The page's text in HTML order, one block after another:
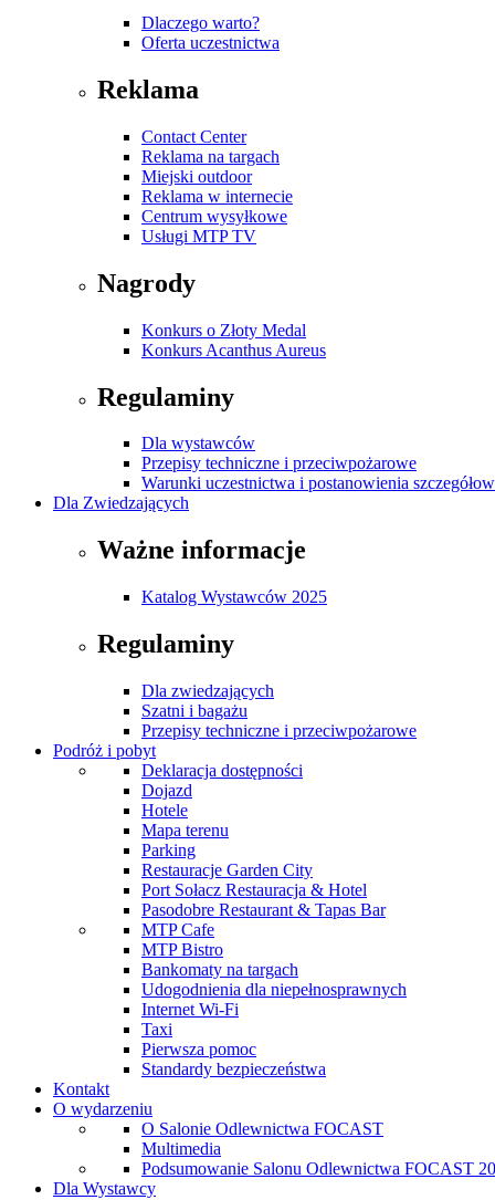
Dlaczego warto?
Oferta uczestnictwa
Reklama
Contact Center
Reklama na targach
Miejski outdoor
Reklama w internecie
Centrum wysyłkowe
Usługi MTP TV
Nagrody
Konkurs o Złoty Medal
Konkurs Acanthus Aureus
Regulaminy
Dla wystawców
Przepisy techniczne i przeciwpożarowe
Warunki uczestnictwa i postanowienia
Dla Zwiedzających
Ważne informacje
Katalog Wystawców 2025
Regulaminy
Dla zwiedzających
Szatni i bagażu
Przepisy techniczne i przeciwpożarowe
Podróż i pobyt
Deklaracja dostępności
Dojazd
Hotele
Mapa terenu
Parking
Restauracje Garden City
Port Sołacz Restauracja & Hotel
Pasodobre Restaurant & Tapas Bar
MTP Cafe
MTP Bistro
Bankomaty na targach
Udogodnienia dla niepełnosprawnych
Internet Wi-Fi
Taxi
Pierwsza pomoc
Standardy bezpieczeństwa
Kontakt
O wydarzeniu
O Salonie Odlewnictwa FOCAST
Multimedia
Podsumowanie Salonu Odlewnictwa FOCAST
Dla Wystawcy